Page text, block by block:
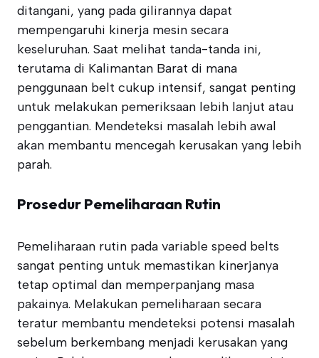
ditangani, yang pada gilirannya dapat
mempengaruhi kinerja mesin secara
keseluruhan. Saat melihat tanda-tanda ini,
terutama di Kalimantan Barat di mana
penggunaan belt cukup intensif, sangat penting
untuk melakukan pemeriksaan lebih lanjut atau
penggantian. Mendeteksi masalah lebih awal
akan membantu mencegah kerusakan yang lebih
parah.
Prosedur Pemeliharaan Rutin
Pemeliharaan rutin pada variable speed belts
sangat penting untuk memastikan kinerjanya
tetap optimal dan memperpanjang masa
pakainya. Melakukan pemeliharaan secara
teratur membantu mendeteksi potensi masalah
sebelum berkembang menjadi kerusakan yang